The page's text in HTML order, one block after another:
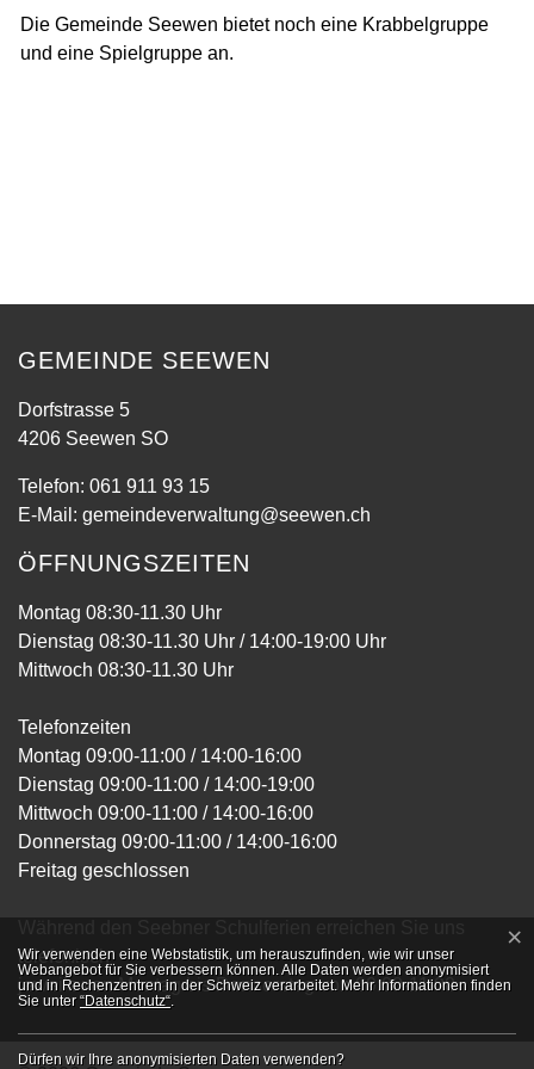
Die Gemeinde Seewen bietet noch eine Krabbelgruppe
und eine Spielgruppe an.
GEMEINDE SEEWEN
Dorfstrasse 5
4206 Seewen SO
Telefon: 061 911 93 15
E-Mail: gemeindeverwaltung@seewen.ch
ÖFFNUNGSZEITEN
Montag 08:30-11.30 Uhr
Dienstag 08:30-11.30 Uhr / 14:00-19:00 Uhr
Mittwoch 08:30-11.30 Uhr
Telefonzeiten
Montag 09:00-11:00 / 14:00-16:00
Dienstag 09:00-11:00 / 14:00-19:00
Mittwoch 09:00-11:00 / 14:00-16:00
Donnerstag 09:00-11:00 / 14:00-16:00
Freitag geschlossen
telefonisch
jeweils von Montag bis Donnerstag von 09:00-11:00
Webstatistik
Wir verwenden eine Webstatistik, um herauszufinden, wie wir unser
Webangebot für Sie verbessern können. Alle Daten werden anonymisiert
und in Rechenzentren in der Schweiz verarbeitet. Mehr Informationen finden
Sie unter “Datenschutz“.
Dürfen wir Ihre anonymisierten Daten verwenden?
×